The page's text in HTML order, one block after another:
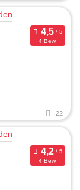
4 Bew.
22
4 Bew.